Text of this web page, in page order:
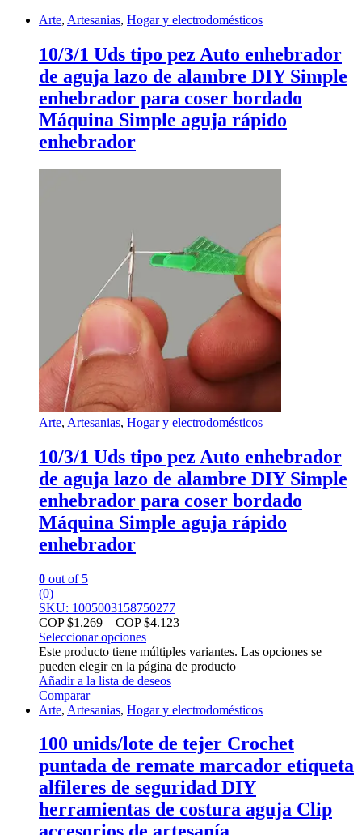
Arte, Artesanias, Hogar y electrodomésticos
10/3/1 Uds tipo pez Auto enhebrador
de aguja lazo de alambre DIY Simple
enhebrador para coser bordado
Máquina Simple aguja rápido
enhebrador
Arte, Artesanias, Hogar y electrodomésticos
10/3/1 Uds tipo pez Auto enhebrador
de aguja lazo de alambre DIY Simple
enhebrador para coser bordado
Máquina Simple aguja rápido
enhebrador
0 out of 5
(0)
SKU: 1005003158750277
COP $1.269 – COP $4.123
Seleccionar opciones
Este producto tiene múltiples variantes. Las opciones se
pueden elegir en la página de producto
Añadir a la lista de deseos
Comparar
Arte, Artesanias, Hogar y electrodomésticos
100 unids/lote de tejer Crochet
puntada de remate marcador etiqueta
alfileres de seguridad DIY
herramientas de costura aguja Clip